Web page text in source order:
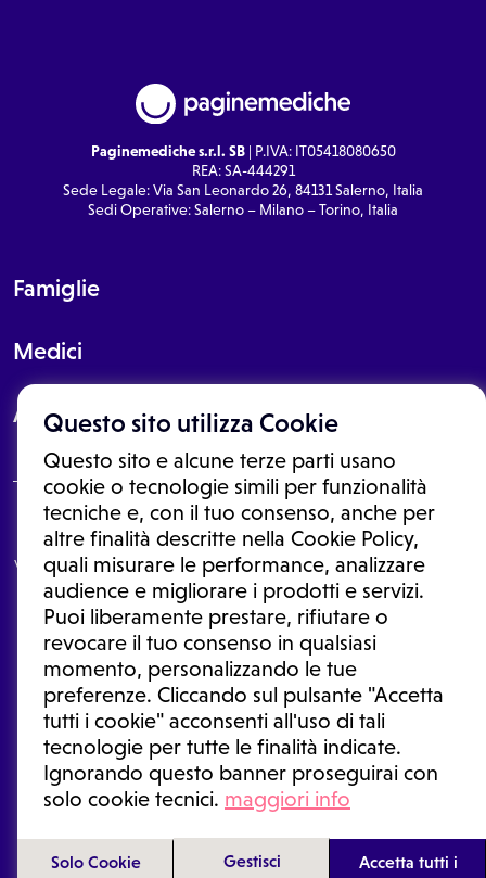
Questo sito utilizza Cookie
Questo sito e alcune terze parti usano
cookie o tecnologie simili per funzionalità
tecniche e, con il tuo consenso, anche per
altre finalità descritte nella Cookie Policy,
quali misurare le performance, analizzare
audience e migliorare i prodotti e servizi.
Puoi liberamente prestare, rifiutare o
revocare il tuo consenso in qualsiasi
momento, personalizzando le tue
preferenze. Cliccando sul pulsante "Accetta
tutti i cookie" acconsenti all'uso di tali
tecnologie per tutte le finalità indicate.
Ignorando questo banner proseguirai con
solo cookie tecnici. maggiori info
Solo Cookie
Gestisci
Accetta tutti i
Paginemediche s.r.l. SB| P.IVA: IT05418080650
REA: SA-444291
Sede Legale: Via San Leonardo 26, 84131 Salerno, Italia
Sedi Operative: Salerno – Milano – Torino, Italia
Famiglie
Medici
About
Le informazioni proposte in questo sito non sono un consulto medico.
In nessun caso, queste informazioni sostituiscono un consulto, una
visita o una diagnosi formulata dal medico. Non si devono considerare
le informazioni disponibili come suggerimenti per la formulazione di
una diagnosi, la determinazione di un trattamento o l'assunzione o
sospensione di un farmaco senza prima consultare un medico di
medicina generale o uno specialista.
Condizioni di utilizzo|Privacy Policy |Gestione cookie
Ⓒ 2026 | Tutti i diritti riservati.